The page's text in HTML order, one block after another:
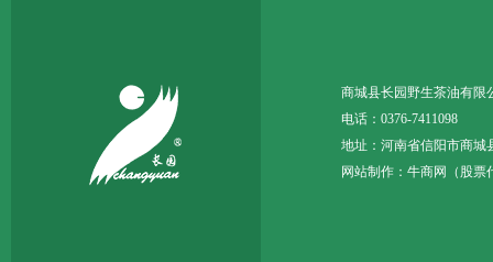
商城县长园野生茶
电话：0376-7411098
地址：河南省信阳市商城
网站制作： 牛商网 （股